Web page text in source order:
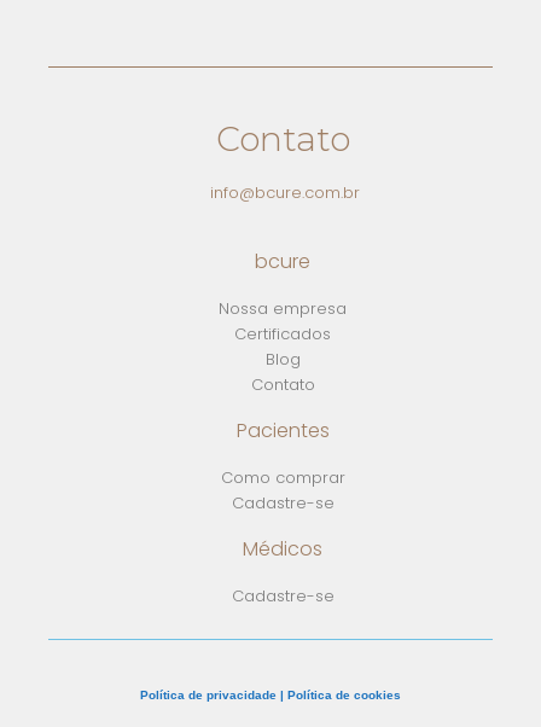
Contato
info@bcure.com.br
bcure
Nossa empresa
Certificados
Blog
Contato
Pacientes
Como comprar
Cadastre-se
Médicos
Cadastre-se
Política de privacidade | Política de cookies